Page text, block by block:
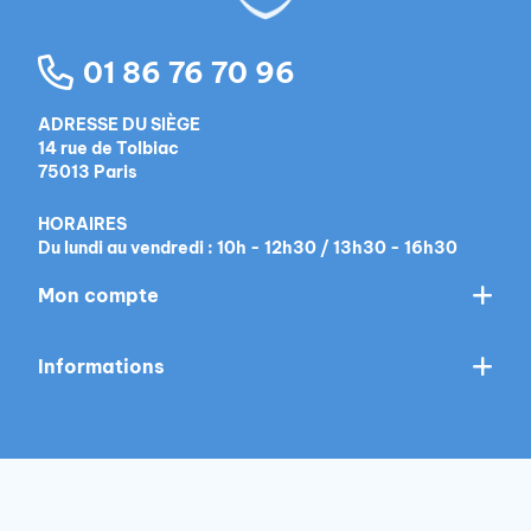
01 86 76 70 96
ADRESSE DU SIÈGE
14 rue de Tolbiac
75013 Paris
HORAIRES
Du lundi au vendredi : 10h - 12h30 / 13h30 - 16h30
Mon compte
Informations